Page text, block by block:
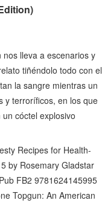
lleva a escenarios y
tiñéndolo todo con el
la sangre mientras un
y terroríficos, en los que
cóctel explosivo
Recipes for Health-
by Rosemary Gladstar
FB2 9781624145995
Topgun: An American